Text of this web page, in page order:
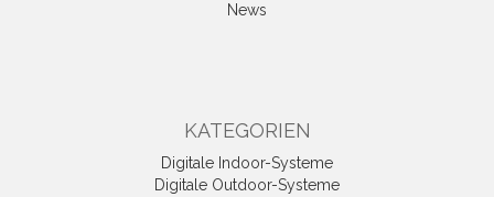
News
KATEGORIEN
Digitale Indoor-Systeme
Digitale Outdoor-Systeme